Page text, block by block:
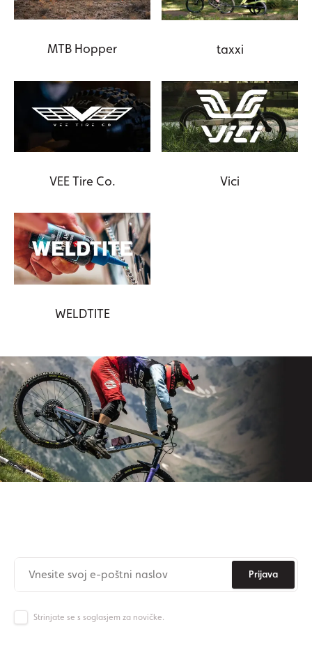
MTB Hopper taxxi
VEE Tire Co. Vici
WELDTITE
Prijava
Strinjate se s soglasjem za novičke.